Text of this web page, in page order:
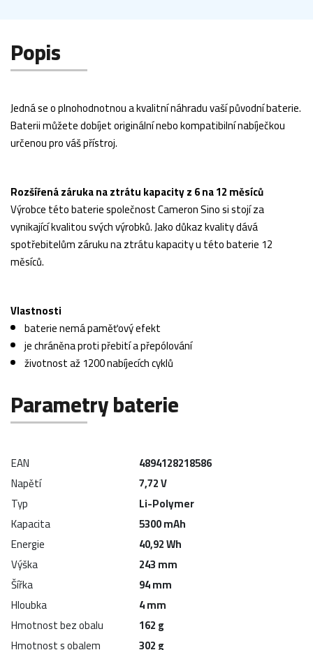
Popis
Jedná se o plnohodnotnou a kvalitní náhradu vaší původní baterie.
Baterii můžete dobíjet originální nebo kompatibilní nabíječkou
určenou pro váš přístroj.
Rozšířená záruka na ztrátu kapacity z 6 na 12 měsíců
Výrobce této baterie společnost Cameron Sino si stojí za
vynikající kvalitou svých výrobků. Jako důkaz kvality dává
spotřebitelům záruku na ztrátu kapacity u této baterie 12
měsíců.
Vlastnosti
baterie nemá paměťový efekt
je chráněna proti přebití a přepólování
životnost až 1200 nabíjecích cyklů
Parametry baterie
EAN
4894128218586
Napětí
7,72 V
Typ
Li-Polymer
Kapacita
5300 mAh
Energie
40,92 Wh
Výška
243 mm
Šířka
94 mm
Hloubka
4 mm
Hmotnost bez obalu
162 g
Hmotnost s obalem
302 g